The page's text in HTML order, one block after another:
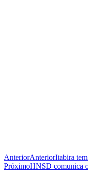
AnteriorAnteriorItabira
PróximoHNSD comunica